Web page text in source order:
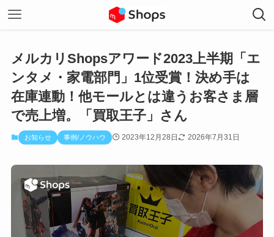
メルカリShopsアワード2023上半期「エ
ンタメ・家電部門」1位受賞！決め手は
在庫連動！他モールとは違うお客さま層
で売上増。「買取王子」さん
お知らせ 事例/ノウハウ 2023年12月28日 2026年7月31日